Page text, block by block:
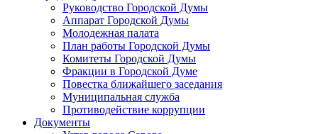
Руководство Городской Думы
Аппарат Городской Думы
Молодежная палата
План работы Городской Думы
Комитеты Городской Думы
Фракции в Городской Думе
Повестка ближайшего заседания
Муниципальная служба
Противодействие коррупции
Документы